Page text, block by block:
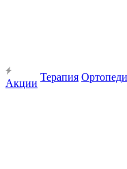
Акции
Терапия